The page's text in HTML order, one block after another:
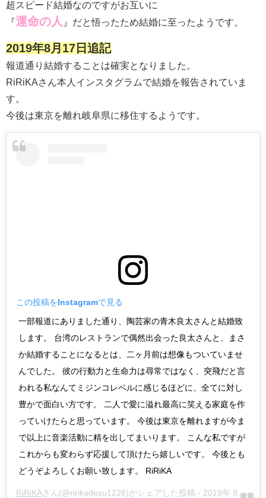
超スピード結婚なのですがお互いに
『運命の人 』だと悟ったため結婚に至ったようです。
2019年8月17日追記
報道通り結婚することは確実となりました。
RiRiKAさん本人インスタグラムで結婚を報告されていま
す。
今後は東京を離れ岐阜県に移住するようです。
この投稿をInstagramで見る
一部報道にありました通り、陶芸家の青木良太さんと結婚致
します。 台湾のレストランで偶然出会った良太さんと、まさ
か結婚することになるとは、二ヶ月前は想像もついていませ
んでした。 彼の行動力と生命力は尋常ではなく、突飛だと言
われる私なんてミジンコレベルに感じるほどに、全てに対し
豊かで面白い方です。 二人で愛に溢れ最高に笑える家庭を作
っていけたらと思っています。 今後は東京を離れますが今ま
で以上に音楽活動に精を出してまいります。 こんな私ですが
これからも変わらず応援して頂けたら嬉しいです。 今後とも
どうぞよろしくお願い致します。 RiRiKA
RiRiKAさん(@ririkadesu1226)がシェアした投稿 - 2019年 8月月15日午後6時01分PDT